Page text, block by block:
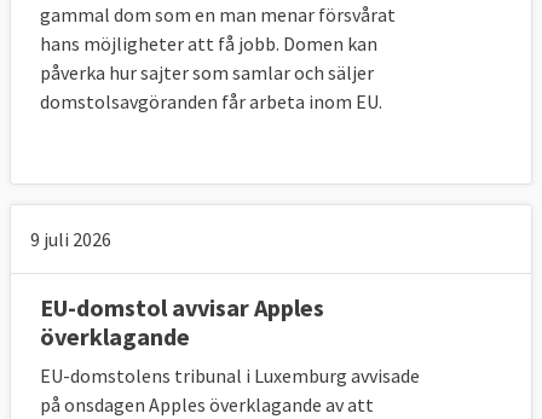
18 december 2007Sverige förlorade
tid infört EU-regler om upphandling av
vatten, energi, transporter och
posttjänster
infört EU-regler om offentlig upphandling av
byggentreprenader
viss privatimport av alkoholdrycker
omfattas av Systembolagets monopol
14 juni 2007Sverige förloradeEj i tid infört
gammal dom som en man menar försvårat
hans möjligheter att få jobb. Domen kan
påverka hur sajter som samlar och säljer
domstolsavgöranden får arbeta inom EU.
9 juli 2026
EU-domstol avvisar Apples
överklagande
EU-domstolens tribunal i Luxemburg avvisade
på onsdagen Apples överklagande av att